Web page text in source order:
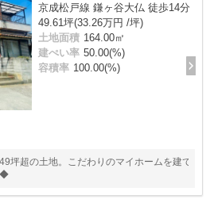
京成松戸線 鎌ヶ谷大仏 徒歩14分
49.61坪(33.26万円 /坪)
土地面積 164.00㎡
建ぺい率 50.00(%)
容積率 100.00(%)
超の土地。こだわりのマイホームを建て